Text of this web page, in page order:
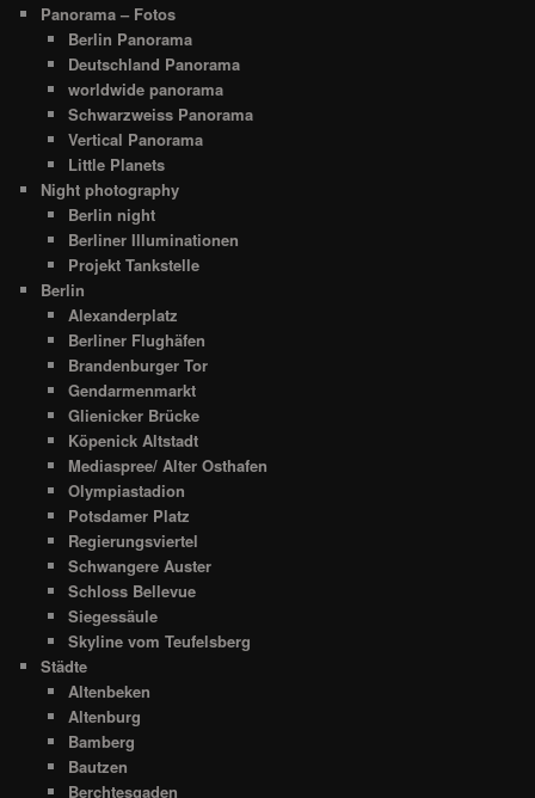
Panorama – Fotos
Berlin Panorama
Deutschland Panorama
worldwide panorama
Schwarzweiss Panorama
Vertical Panorama
Little Planets
Night photography
Berlin night
Berliner Illuminationen
Projekt Tankstelle
Berlin
Alexanderplatz
Berliner Flughäfen
Brandenburger Tor
Gendarmenmarkt
Glienicker Brücke
Köpenick Altstadt
Mediaspree/ Alter Osthafen
Olympiastadion
Potsdamer Platz
Regierungsviertel
Schwangere Auster
Schloss Bellevue
Siegessäule
Skyline vom Teufelsberg
Städte
Altenbeken
Altenburg
Bamberg
Bautzen
Berchtesgaden